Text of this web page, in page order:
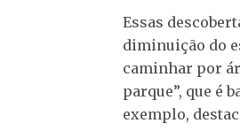
Essas
diminuição do
caminhar por
parque”, que é
exemplo,